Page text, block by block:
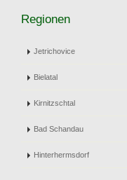
Regionen
Jetrichovice
Bielatal
Kirnitzschtal
Bad Schandau
Hinterhermsdorf